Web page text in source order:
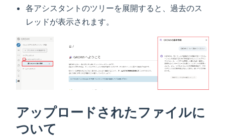
各アシスタントのツリーを展開すると、過去のス
レッドが表示されます。
アップロードされたファイルに
ついて